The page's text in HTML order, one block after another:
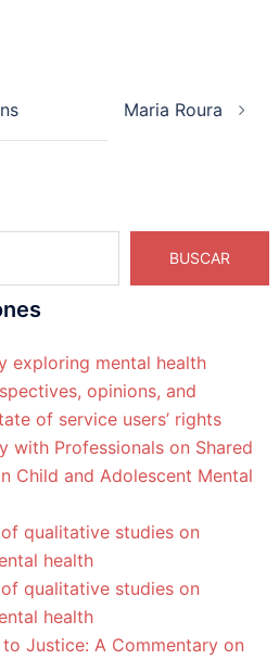
Maria Roura
BUSCAR
exploring mental health
opinions, and
of service users’ rights
with Professionals on Shared
Child and Adolescent Mental
qualitative studies on
health
qualitative studies on
health
Justice: A Commentary on